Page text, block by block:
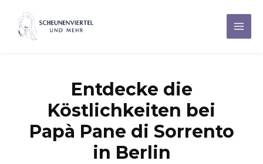
Inhalt
springen
Main
Entdecke die
Köstlichkeiten bei
Papà Pane di Sorrento
in Berlin